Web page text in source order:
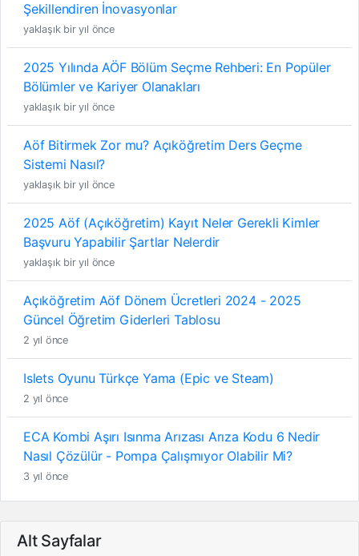
Şekillendiren İnovasyonlar
yaklaşık bir yıl önce
2025 Yılında AÖF Bölüm Seçme Rehberi: En Popüler
Bölümler ve Kariyer Olanakları
yaklaşık bir yıl önce
Aöf Bitirmek Zor mu? Açıköğretim Ders Geçme
Sistemi Nasıl?
yaklaşık bir yıl önce
2025 Aöf (Açıköğretim) Kayıt Neler Gerekli Kimler
Başvuru Yapabilir Şartlar Nelerdir
yaklaşık bir yıl önce
Açıköğretim Aöf Dönem Ücretleri 2024 - 2025
Güncel Öğretim Giderleri Tablosu
2 yıl önce
Islets Oyunu Türkçe Yama (Epic ve Steam)
2 yıl önce
ECA Kombi Aşırı Isınma Arızası Arıza Kodu 6 Nedir
Nasıl Çözülür - Pompa Çalışmıyor Olabilir Mi?
3 yıl önce
Alt Sayfalar